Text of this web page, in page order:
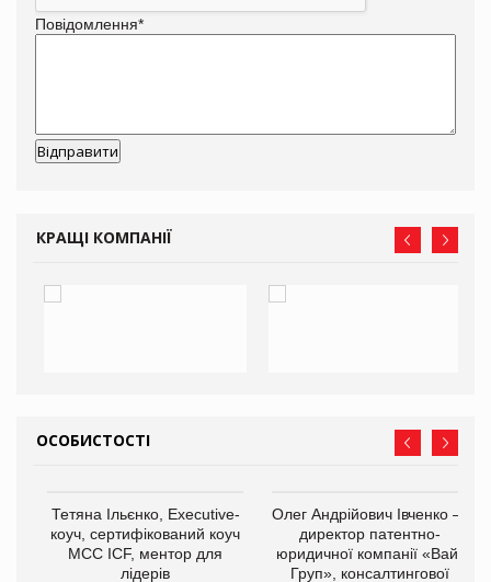
Повідомлення*
КРАЩІ КОМПАНІЇ
ОСОБИСТОСТІ
Тетяна Ільєнко, Executive-
коуч, сертифікований коуч
МСС ICF, ментор для
лідерів
Олег Андрійович Івченко —
директор патентно-
юридичної компанії «Вайз
Груп», консалтингової